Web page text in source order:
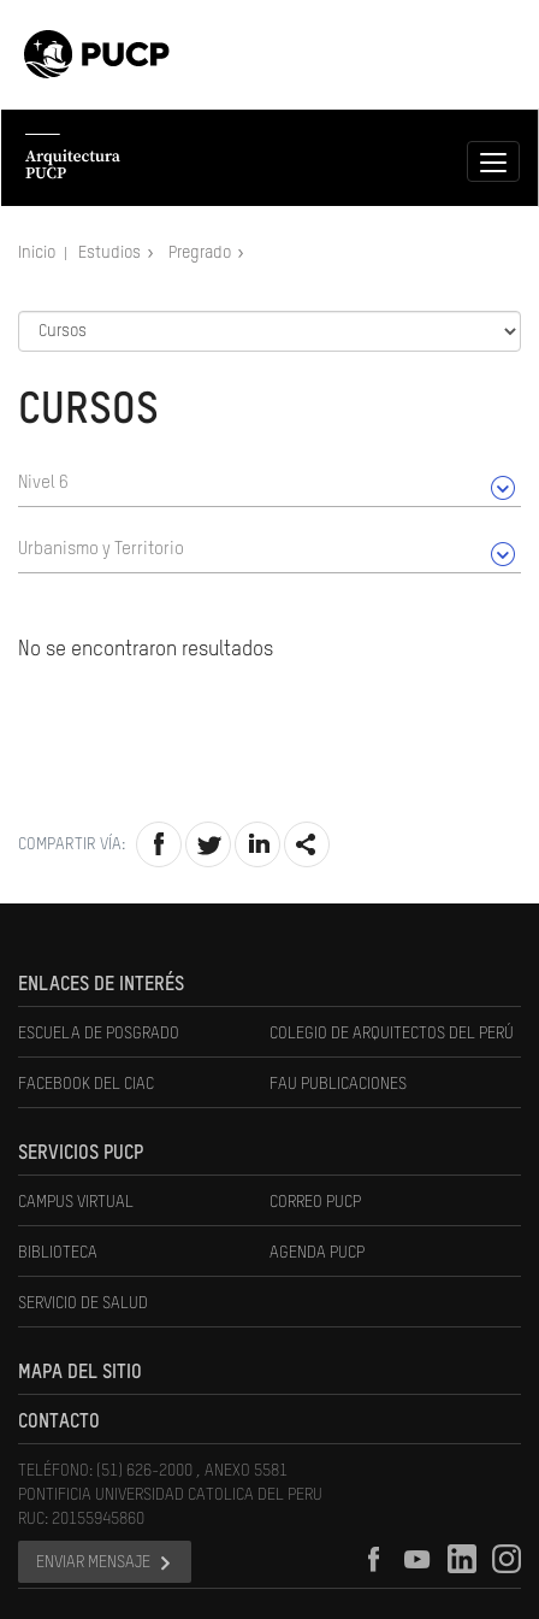
Inicio Estudios Pregrado
CURSOS
Nivel 6
Urbanismo y Territorio
No se encontraron resultados
COMPARTIR VÍA:
ENLACES DE INTERÉS
ESCUELA DE POSGRADO COLEGIO DE ARQUITECTOS DEL PERÚ
FACEBOOK DEL CIAC FAU PUBLICACIONES
SERVICIOS PUCP
CAMPUS VIRTUAL CORREO PUCP
BIBLIOTECA AGENDA PUCP
SERVICIO DE SALUD
MAPA DEL SITIO
CONTACTO
TELÉFONO: (51) 626-2000 , ANEXO 5581
PONTIFICIA UNIVERSIDAD CATOLICA DEL PERU
RUC: 20155945860
ENVIAR MENSAJE